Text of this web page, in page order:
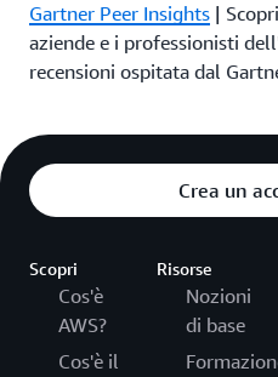
Gartner Peer Insights |
aziende e i professionisti
recensioni ospitata dal
Crea un
Scopri
Cos'è
AWS?
Cos'è il
Risorse
Nozioni
di base